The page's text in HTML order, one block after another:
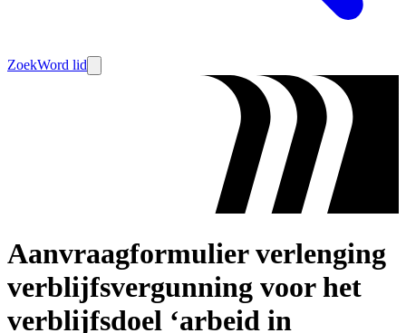
ZoekWord lid
Aanvraagformulier verlenging
verblijfsvergunning voor het
verblijfsdoel ‘arbeid in